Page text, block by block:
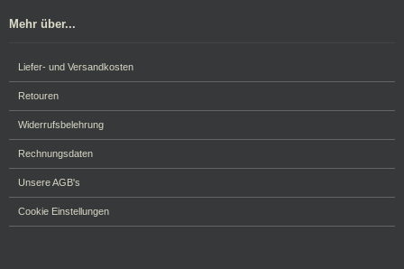
Mehr über...
Liefer- und Versandkosten
Retouren
Widerrufsbelehrung
Rechnungsdaten
Unsere AGB's
Cookie Einstellungen